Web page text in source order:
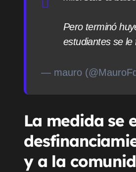
Pero terminó
estudiantes se le
— mauro
La medida se
y a la